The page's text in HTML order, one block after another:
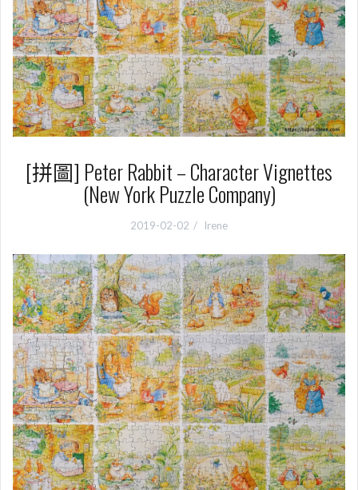
[拼圖] Peter Rabbit – Character Vignettes
(New York Puzzle Company)
2019-02-02 Irene